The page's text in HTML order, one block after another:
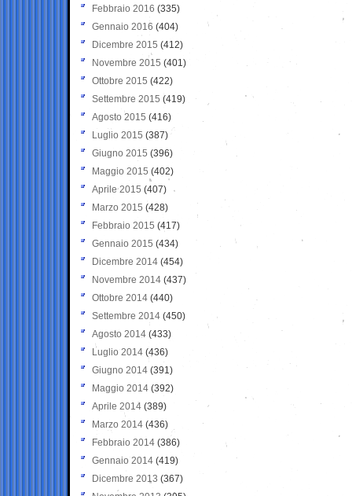
Febbraio 2016 (335)
Gennaio 2016 (404)
Dicembre 2015 (412)
Novembre 2015 (401)
Ottobre 2015 (422)
Settembre 2015 (419)
Agosto 2015 (416)
Luglio 2015 (387)
Giugno 2015 (396)
Maggio 2015 (402)
Aprile 2015 (407)
Marzo 2015 (428)
Febbraio 2015 (417)
Gennaio 2015 (434)
Dicembre 2014 (454)
Novembre 2014 (437)
Ottobre 2014 (440)
Settembre 2014 (450)
Agosto 2014 (433)
Luglio 2014 (436)
Giugno 2014 (391)
Maggio 2014 (392)
Aprile 2014 (389)
Marzo 2014 (436)
Febbraio 2014 (386)
Gennaio 2014 (419)
Dicembre 2013 (367)